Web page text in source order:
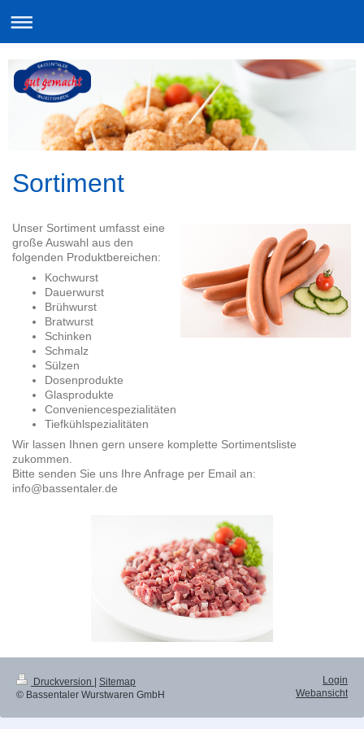
Sortiment
Unser Sortiment umfasst eine
große Auswahl aus den
folgenden Produktbereichen:
Kochwurst
Dauerwurst
Brühwurst
Bratwurst
Schinken
Schmalz
Sülzen
Dosenprodukte
Glasprodukte
Conveniencespezialitäten
Tiefkühlspezialitäten
Wir lassen Ihnen gern unsere komplette Sortimentsliste
zukommen.
Bitte senden Sie uns Ihre Anfrage per Email an:
info@bassentaler.de
Druckversion | Sitemap
© Bassentaler Wurstwaren GmbH
Login
Webansicht